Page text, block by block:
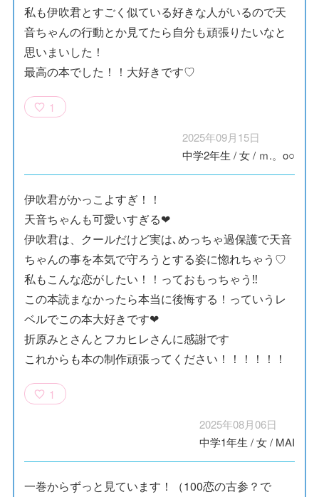
私も伊吹君とすごく似ている好きな人がいるので天
音ちゃんの行動とか見てたら自分も頑張りたいなと
思いまいした！
最高の本でした！！大好きです♡
1
2025年09月15日
中学2年生 /女/ ｍ.。o○
伊吹君がかっこよすぎ！！
天音ちゃんも可愛いすぎる❤︎
伊吹君は、クールだけど実は､めっちゃ過保護で天音
ちゃんの事を本気で守ろうとする姿に惚れちゃう♡
私もこんな恋がしたい！！っておもっちゃう‼︎
この本読まなかったら本当に後悔する！っていうレ
ベルでこの本大好きです❤︎
折原みとさんとフカヒレさんに感謝です
これからも本の制作頑張ってください！！！！！！
1
2025年08月06日
中学1年生 /女/ MAI
一巻からずっと見ています！（100恋の古参？で